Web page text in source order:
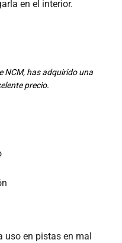
en el interior.
NCM, has adquirido una
precio.
uso en pistas en mal